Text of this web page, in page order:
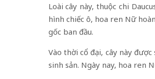
Loài cây này, thuộc chi
hình chiếc ô, hoa ren Nữ
gốc ban đầu.
Vào thời cổ đại, cây này
sinh sản. Ngày nay, hoa ren